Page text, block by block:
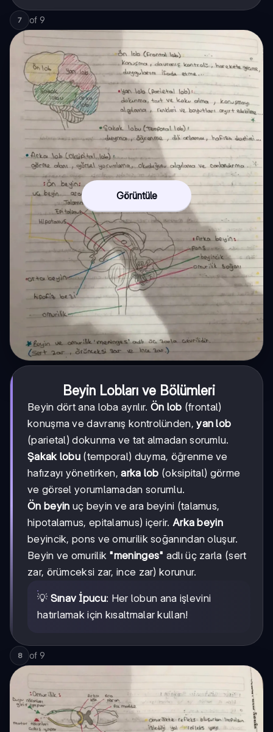
7 of 9
Görüntüle
Beyin Lobları ve Bölümleri
Beyin dört ana loba ayrılır. Ön lob (frontal)
konuşma ve davranış kontrolünden,yan lob
(parietal) dokunma ve tat almadan sorumlu.
Şakak lobu (temporal) duyma, öğrenme ve
hafızayı yönetirken,arka lob (oksipital) görme
ve görsel yorumlamadan sorumlu.
Ön beyin uç beyin ve ara beyini (talamus,
hipotalamus, epitalamus) içerir. Arka beyin
beyincik, pons ve omurilik soğanından oluşur.
Beyin ve omurilik "meninges" adlı üç zarla (sert
zar, örümceksi zar, ince zar) korunur.
💡 Sınav İpucu: Her lobun ana işlevini
hatırlamak için kısaltmalar kullan!
8 of 9